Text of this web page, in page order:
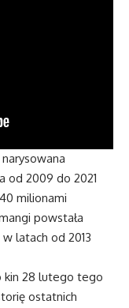
od 2009 do 2021
milionami
powstała
latach od 2013
28 lutego tego
ostatnich